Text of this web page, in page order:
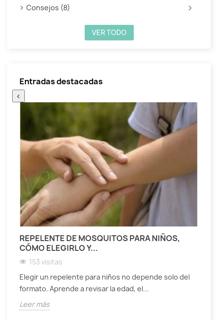
Consejos (8)
VER TODO
Entradas destacadas
‹
REPELENTE DE MOSQUITOS PARA NIÑOS,
CÓMO ELEGIRLO Y...
153 visitas
Elegir un repelente para niños no depende solo del
formato. Aprende a revisar la edad, el...
Leer más